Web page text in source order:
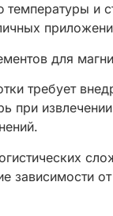
и
для
требует